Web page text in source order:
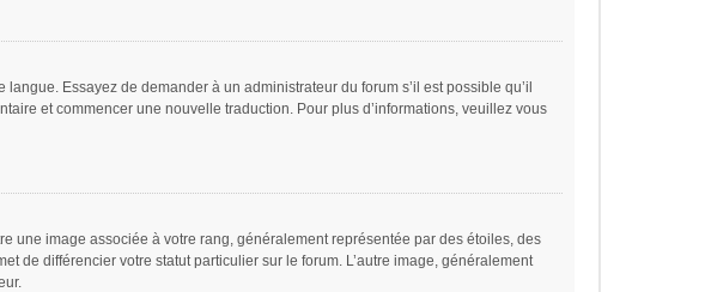
Essayez de demander à un administrateur du forum s’il est possible qu’il
et commencer une nouvelle traduction. Pour plus d’informations, veuillez vous
une image associée à votre rang, généralement représentée par des étoiles, des
de différencier votre statut particulier sur le forum. L’autre image, généralement